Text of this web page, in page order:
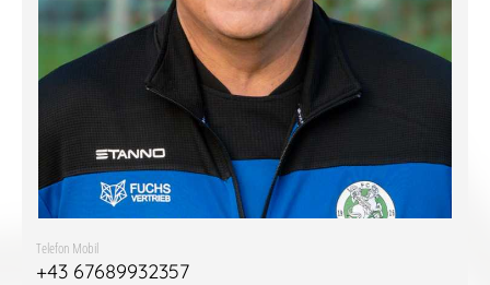
Telefon Mobil
+43 67689932357